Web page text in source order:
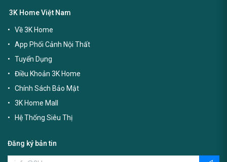
3K Home Việt Nam
Về 3K Home
App Phối Cảnh Nội Thất
Tuyển Dụng
Điều Khoản 3K Home
Chính Sách Bảo Mật
3K Home Mall
Hệ Thống Siêu Thị
Đăng ký bản tin